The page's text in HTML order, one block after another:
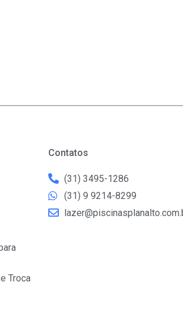
Troca
Contatos
(31) 3495-1286
(31) 9 9214-8299